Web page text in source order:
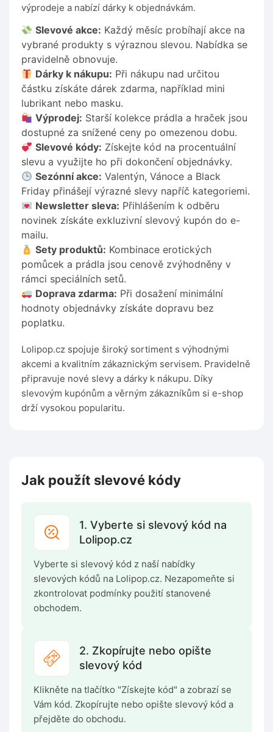
výprodeje a nabízí dárky k objednávkám.
Slevové akce: Každý měsíc probíhají akce na
vybrané produkty s výraznou slevou. Nabídka se
pravidelně obnovuje.
Dárky k nákupu: Při nákupu nad určitou
částku získáte dárek zdarma, například mini
lubrikant nebo masku.
Výprodej: Starší kolekce prádla a hraček jsou
dostupné za snížené ceny po omezenou dobu.
Slevové kódy: Získejte kód na procentuální
slevu a využijte ho při dokončení objednávky.
Sezónní akce: Valentýn, Vánoce a Black
Friday přinášejí výrazné slevy napříč kategoriemi.
Newsletter sleva: Přihlášením k odběru
novinek získáte exkluzivní slevový kupón do e-
mailu.
Sety produktů: Kombinace erotických
pomůcek a prádla jsou cenově zvýhodněny v
rámci speciálních setů.
Doprava zdarma: Při dosažení minimální
hodnoty objednávky získáte dopravu bez
poplatku.
Lolipop.cz spojuje široký sortiment s výhodnými
akcemi a kvalitním zákaznickým servisem. Pravidelně
připravuje nové slevy a dárky k nákupu. Díky
slevovým kupónům a věrným zákazníkům si e-shop
drží vysokou popularitu.
Jak použít slevové kódy
1. Vyberte si slevový kód na
Lolipop.cz
Vyberte si slevový kód z naší nabídky
slevových kódů na Lolipop.cz. Nezapomeňte si
zkontrolovat podmínky použití stanovené
obchodem.
2. Zkopírujte nebo opište
slevový kód
Klikněte na tlačítko "Získejte kód" a zobrazí se
Vám kód. Zkopírujte nebo opište slevový kód a
přejděte do obchodu.